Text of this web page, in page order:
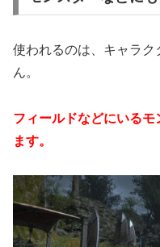
使われるのは、キャラ
ん。
フィールドなどにいる
ます。